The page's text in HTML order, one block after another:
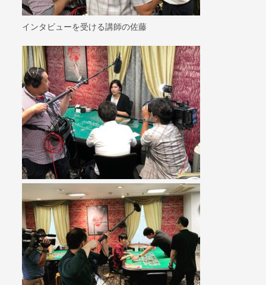
インタビューを受ける講師の佐藤